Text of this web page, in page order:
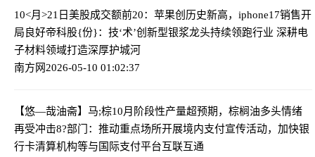
10<月>21日美股成交额前20：苹果创历史新高，iphone17销售开
局良好帝科股{份}：技‘术’创新型银浆龙头持续领跑行业 深耕电
子材料领域打造深厚护城河
南方网2026-05-10 01:02:37
【悠—哉油斋】马;棕10月阶段性产量超预期，棕榈油多头情绪
再受冲击8?部门：推动重点场所开展境内支付宣传活动，加快银
行卡清算机构等与国际支付平台互联互通